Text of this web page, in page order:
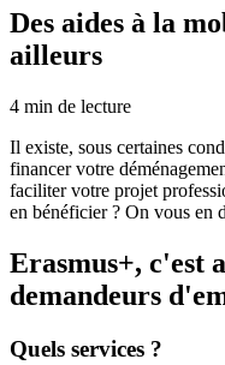
Des aides à la
ailleurs
4 min de lecture
Il existe, sous certaines
financer votre
faciliter votre projet
en bénéficier ? On vous en
Erasmus+, c'est
demandeurs
Quels services ?